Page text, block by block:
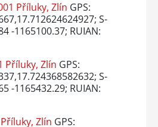
Příluky, Zlín GPS:
S-
-1165100.37; RUIAN:
Příluky, Zlín GPS:
S-
-1165432.29; RUIAN:
Zlín GPS: